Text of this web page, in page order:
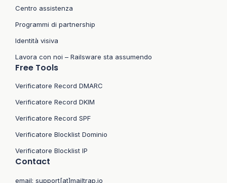
Centro assistenza
Programmi di partnership
Identità visiva
Lavora con noi – Railsware sta assumendo
Free Tools
Verificatore Record DMARC
Verificatore Record DKIM
Verificatore Record SPF
Verificatore Blocklist Dominio
Verificatore Blocklist IP
Contact
email: support[at]mailtrap.io